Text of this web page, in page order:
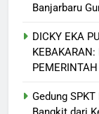
Banjarbaru
DICKY EKA
KEBAKARAN:
PEMERINTAH
Gedung